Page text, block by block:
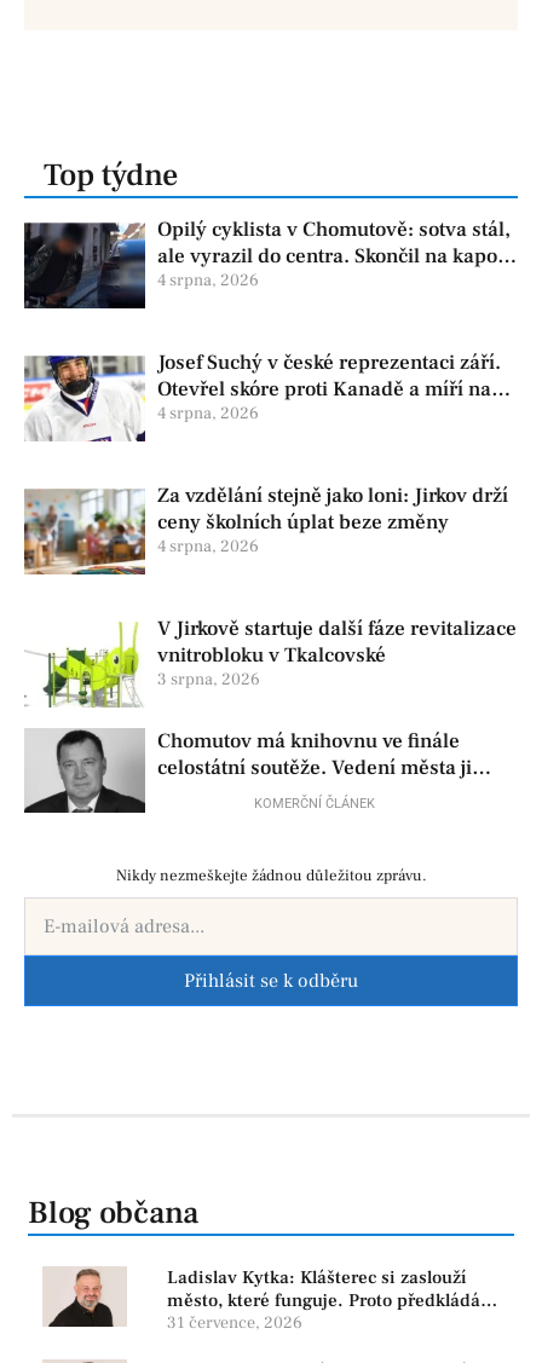
Top týdne
Opilý cyklista v Chomutově: sotva stál,
ale vyrazil do centra. Skončil na kapotě
auta
4 srpna, 2026
Josef Suchý v české reprezentaci září.
Otevřel skóre proti Kanadě a míří na
Hlinka Gretzky Cup
4 srpna, 2026
Za vzdělání stejně jako loni: Jirkov drží
ceny školních úplat beze změny
4 srpna, 2026
V Jirkově startuje další fáze revitalizace
vnitrobloku v Tkalcovské
3 srpna, 2026
Chomutov má knihovnu ve finále
celostátní soutěže. Vedení města ji
přesto chce zrušitKOMERČNÍ ČLÁNEK
Nikdy nezmeškejte žádnou důležitou zprávu.
Přihlásit se k odběru
Blog občana
Ladislav Kytka: Klášterec si zaslouží
město, které funguje. Proto předkládáme
program, který řeší skutečné problémy
31 července, 2026